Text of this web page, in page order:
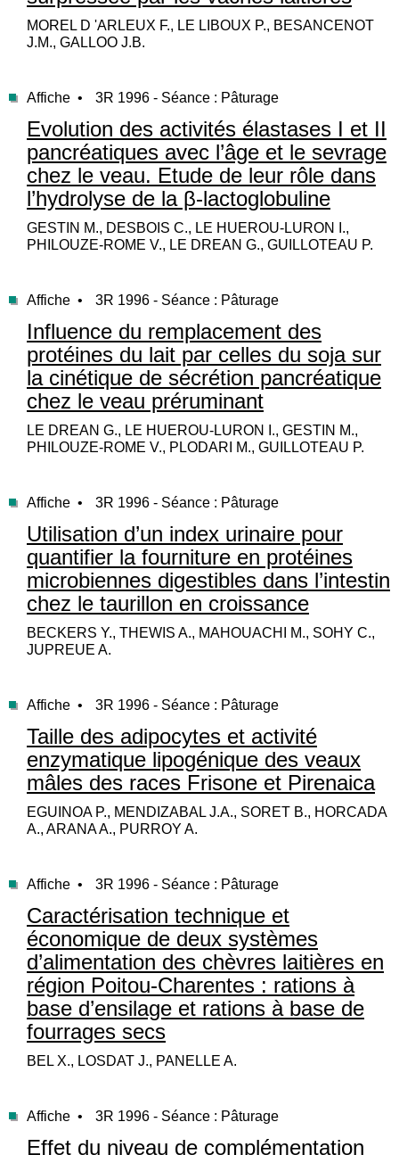
MOREL D 'ARLEUX F., LE LIBOUX P., BESANCENOT
J.M., GALLOO J.B.
Affiche • 3R 1996 - Séance : Pâturage
Evolution des activités élastases I et II
pancréatiques avec l’âge et le sevrage
chez le veau. Etude de leur rôle dans
l’hydrolyse de la β-lactoglobuline
GESTIN M., DESBOIS C., LE HUEROU-LURON I.,
PHILOUZE-ROME V., LE DREAN G., GUILLOTEAU P.
Affiche • 3R 1996 - Séance : Pâturage
Influence du remplacement des
protéines du lait par celles du soja sur
la cinétique de sécrétion pancréatique
chez le veau préruminant
LE DREAN G., LE HUEROU-LURON I., GESTIN M.,
PHILOUZE-ROME V., PLODARI M., GUILLOTEAU P.
Affiche • 3R 1996 - Séance : Pâturage
Utilisation d’un index urinaire pour
quantifier la fourniture en protéines
microbiennes digestibles dans l’intestin
chez le taurillon en croissance
BECKERS Y., THEWIS A., MAHOUACHI M., SOHY C.,
JUPREUE A.
Affiche • 3R 1996 - Séance : Pâturage
Taille des adipocytes et activité
enzymatique lipogénique des veaux
mâles des races Frisone et Pirenaica
EGUINOA P., MENDIZABAL J.A., SORET B., HORCADA
A., ARANA A., PURROY A.
Affiche • 3R 1996 - Séance : Pâturage
Caractérisation technique et
économique de deux systèmes
d’alimentation des chèvres laitières en
région Poitou-Charentes : rations à
base d’ensilage et rations à base de
fourrages secs
BEL X., LOSDAT J., PANELLE A.
Affiche • 3R 1996 - Séance : Pâturage
Effet du niveau de complémentation